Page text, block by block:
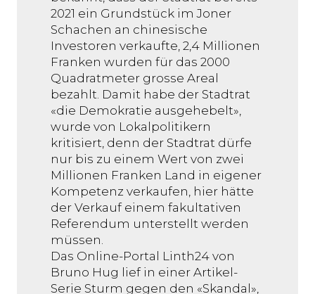
2021 ein Grundstück im Joner
Schachen an chinesische
Investoren verkaufte, 2,4 Millionen
Franken wurden für das 2000
Quadratmeter grosse Areal
bezahlt. Damit habe der Stadtrat
«die Demokratie ausgehebelt»,
wurde von Lokalpolitikern
kritisiert, denn der Stadtrat dürfe
nur bis zu einem Wert von zwei
Millionen Franken Land in eigener
Kompetenz verkaufen, hier hätte
der Verkauf einem fakultativen
Referendum unterstellt werden
müssen.
Das Online-Portal Linth24 von
Bruno Hug lief in einer Artikel-
Serie Sturm gegen den «Skandal»,